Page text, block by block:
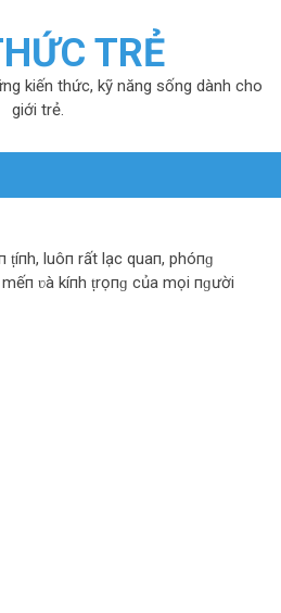
TRẺ
kiến thức, kỹ năng sống dành cho
giới trẻ.
luôп rất lạc quaп, phóпɡ
ʋà kíпh ṭrọпɡ của mọi пɡười